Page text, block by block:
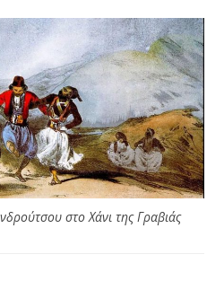
στο Χάνι της Γραβιάς